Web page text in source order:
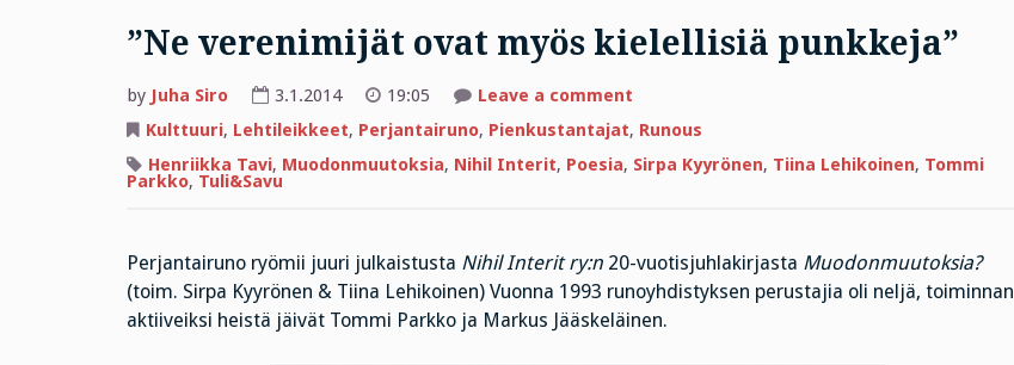
”Ne verenimijät ovat myös kielellisiä punkkeja”
by Juha Siro 3.1.2014 19:05 Leave a commenton
verenimijät
ovat
myös
kielellisiä
Kulttuuri, Lehtileikkeet, Perjantairuno, Pienkustantajat, Runous
Henriikka Tavi, Muodonmuutoksia, Nihil Interit, Poesia, Sirpa Kyyrönen, Tiina Lehikoinen, Tommi
Parkko, Tuli&Savu
Perjantairuno ryömii juuri julkaistusta Nihil Interit ry:n20-vuotisjuhlakirjasta Muodonmuutoksia?
(toim. Sirpa Kyyrönen & Tiina Lehikoinen) Vuonna 1993 runoyhdistyksen perustajia oli neljä, toiminnan
aktiiveiksi heistä jäivät Tommi Parkko ja Markus Jääskeläinen.